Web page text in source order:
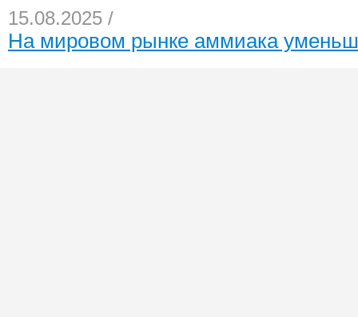
15.08.2025 /
На мировом рынке аммиака